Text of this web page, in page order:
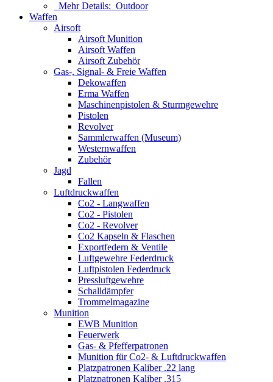
Mehr Details: Outdoor
Waffen
Airsoft
Airsoft Munition
Airsoft Waffen
Airsoft Zubehör
Gas-, Signal- & Freie Waffen
Dekowaffen
Erma Waffen
Maschinenpistolen & Sturmgewehre
Pistolen
Revolver
Sammlerwaffen (Museum)
Westernwaffen
Zubehör
Jagd
Fallen
Luftdruckwaffen
Co2 - Langwaffen
Co2 - Pistolen
Co2 - Revolver
Co2 Kapseln & Flaschen
Exportfedern & Ventile
Luftgewehre Federdruck
Luftpistolen Federdruck
Pressluftgewehre
Schalldämpfer
Trommelmagazine
Munition
EWB Munition
Feuerwerk
Gas- & Pfefferpatronen
Munition für Co2- & Luftdruckwaffen
Platzpatronen Kaliber .22 lang
Platzpatronen Kaliber .315